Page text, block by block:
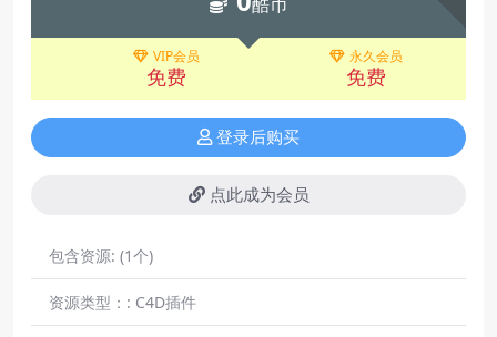
VIP会员
免费
永久会员
免费
登录后购买
点此成为会员
包含资源: (1个)
资源类型：: C4D插件